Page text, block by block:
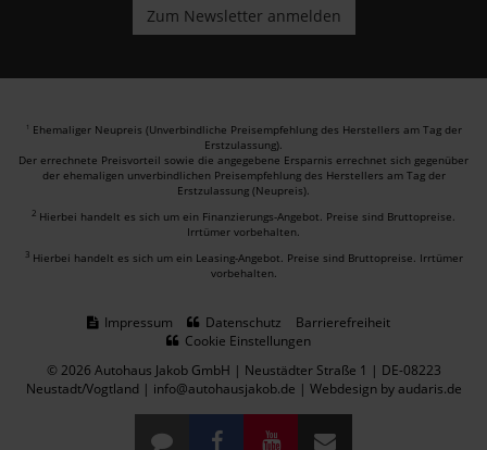
1 Ehemaliger Neupreis (Unverbindliche Preisempfehlung des Herstellers am Tag der
Erstzulassung).
Der errechnete Preisvorteil sowie die angegebene Ersparnis errechnet sich gegenüber
der ehemaligen unverbindlichen Preisempfehlung des Herstellers am Tag der
Erstzulassung (Neupreis).
2 Hierbei handelt es sich um ein Finanzierungs-Angebot. Preise sind Bruttopreise.
Irrtümer vorbehalten.
3 Hierbei handelt es sich um ein Leasing-Angebot. Preise sind Bruttopreise. Irrtümer
vorbehalten.
Impressum Datenschutz
Barrierefreiheit
Cookie Einstellungen
© 2026 Autohaus Jakob GmbH | Neustädter Straße 1 | DE-08223
Neustadt/Vogtland | info@autohausjakob.de | Webdesign by audaris.de